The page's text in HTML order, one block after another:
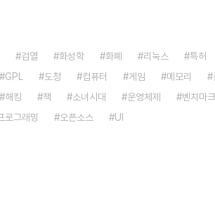
검열 화성학 화폐 리눅스 특허
GPL 도청 컴퓨터 게임 메모리
해킹 책 소녀시대 운영체제 벤치마크
로그래밍 오픈소스 UI